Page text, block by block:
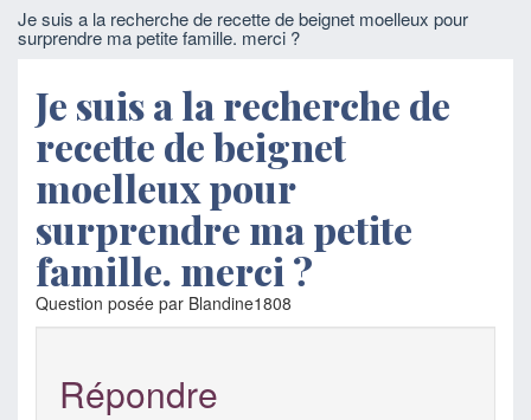
Je suis a la recherche de recette de beignet moelleux pour
surprendre ma petite famille. merci ?
Je suis a la recherche de
recette de beignet
moelleux pour
surprendre ma petite
famille. merci ?
Question posée par Blandine1808
Répondre